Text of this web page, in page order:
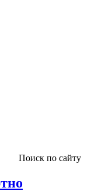
Поиск по сайту